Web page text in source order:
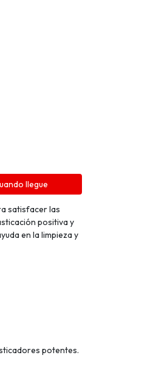
llegue
satisfacer las
positiva y
en la limpieza y
potentes.